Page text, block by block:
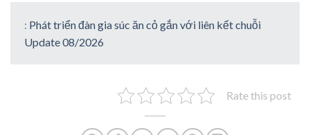
: Phát triển đàn gia súc ăn cỏ gắn với liên kết chuỗi
Update 08/2026
Rate this post